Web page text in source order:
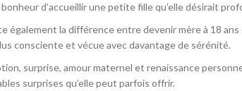
bonheur d’accueillir une petite fille qu’elle désirait
également la différence entre devenir mère à 18
consciente et vécue avec davantage de sérénité.
surprise, amour maternel et renaissance
surprises qu’elle peut parfois offrir.